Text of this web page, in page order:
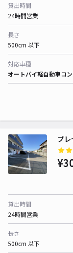
貸出時間
24時間営業
長さ
500cm 以下
対応車種
オートバイ軽自動車コ
プ
貸出時間
24時間営業
長さ
500cm 以下